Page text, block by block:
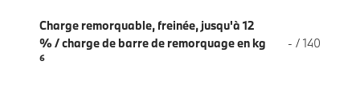
Charge remorquable, freinée, jusqu'à 12
% / charge de barre de remorquage en kg
6
- / 140